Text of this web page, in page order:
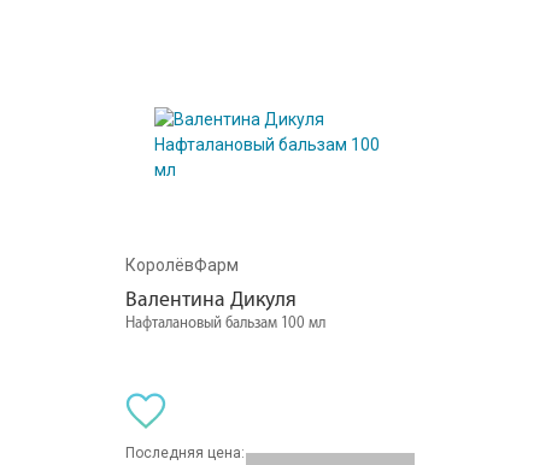
КоролёвФарм
Валентина Дикуля
Нафталановый бальзам 100 мл
Последняя цена: